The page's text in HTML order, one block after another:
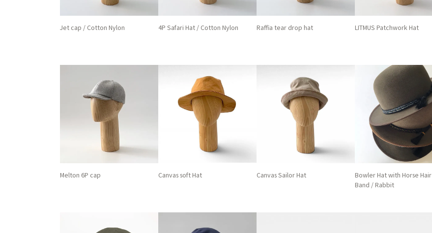
Jet cap / Cotton Nylon 4P Safari Hat / Cotton Nylon Raffia tear drop hat LITMUS Patchwork Hat
Melton 6P cap Canvas soft Hat Canvas Sailor Hat
Bowler Hat with Horse Hair
Band / Rabbit